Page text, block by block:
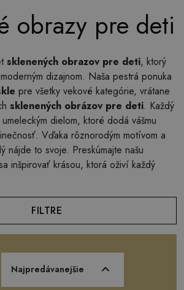
obrazy pre deti
sklenených obrazov pre deti, ktorý
dizajnom. Naša pestrá ponuka
pre všetky vekové kategórie, vrátane
sklenených obrázov pre deti. Každý
dielom, ktoré dodá vášmu
Vďaka rôznorodým motívom a
nájde to svoje. Preskúmajte našu
inšpirovať krásou, ktorá oživí každý
FILTRE
Najpredávanejšie